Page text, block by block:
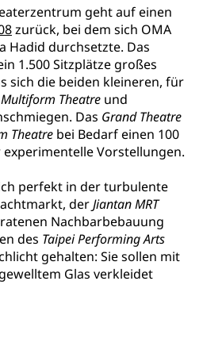
geht auf einen
zurück, bei dem sich OMA
Hadid durchsetzte. Das
1.500 Sitzplätze großes
sich die beiden kleineren, für
Multiform Theatre und
Das Grand Theatre
Theatre bei Bedarf einen 100
Vorstellungen.
perfekt in der turbulente
derJiantan MRT
Nachbarbebauung
des Taipei Performing Arts
gehalten: Sie sollen mit
Glas verkleidet